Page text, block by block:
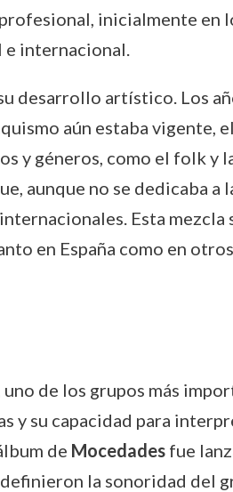
inicialmente en
e internacional.
desarrollo artístico. Los
aún estaba vigente,
y géneros, como el folk y
aunque no se dedicaba
Esta mezcla
en España como en
uno de los grupos más
y su capacidad para
de Mocedadesfue
la sonoridad del